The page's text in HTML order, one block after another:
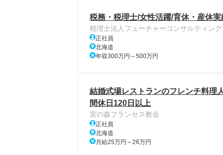
税務・税理士/女性活躍/育休・産休
税理士法人フューチャーコンサルティング
正社員
北海道
年収300万円～500万円
結婚式場レストランのフレンチ料理
間休日120日以上
宮の森フランセス教会
正社員
北海道
月給25万円～26万円